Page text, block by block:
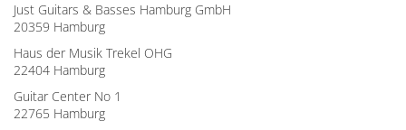
Just Guitars & Basses Hamburg GmbH
20359 Hamburg
Haus der Musik Trekel OHG
22404 Hamburg
Guitar Center No 1
22765 Hamburg